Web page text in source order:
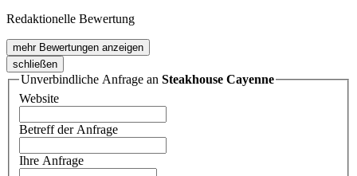
Redaktionelle Bewertung
mehr Bewertungen anzeigen
schließen
Unverbindliche Anfrage an Steakhouse Cayenne
Website
Betreff der Anfrage
Ihre Anfrage